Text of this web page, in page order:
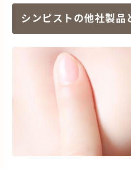
シンピストの他社製品